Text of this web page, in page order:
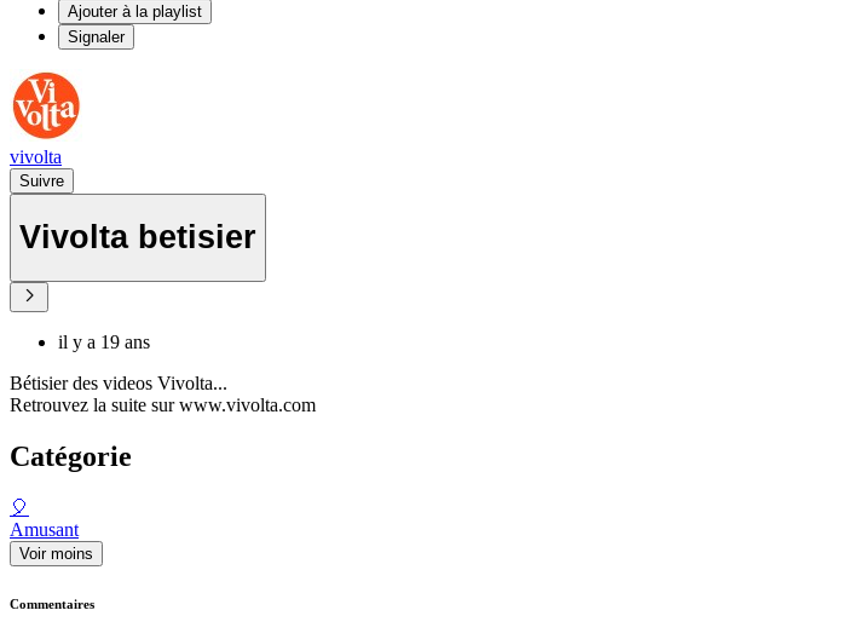
Ajouter à la playlist
Signaler
vivolta
Suivre
Vivolta betisier
il y a 19 ans
Bétisier des videos Vivolta...
Retrouvez la suite sur www.vivolta.com
Catégorie
🎈
Amusant
Voir moins
Commentaires